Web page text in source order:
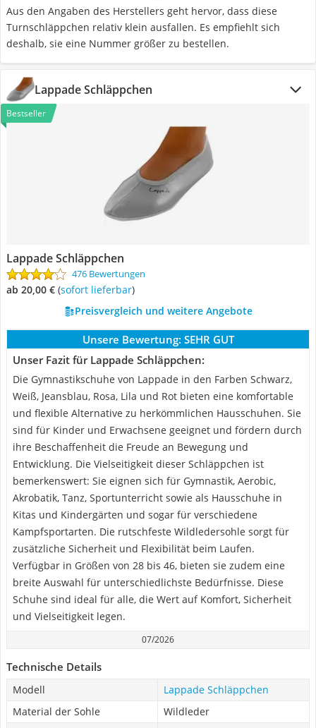
Aus den Angaben des Herstellers geht hervor, dass diese
Turnschläppchen relativ klein ausfallen. Es empfiehlt sich
deshalb, sie eine Nummer größer zu bestellen.
Lappade Schläppchen
Bestseller
Lappade Schläppchen
476 Bewertungen
ab 20,00 € ( Sofort lieferbar)
Preisvergleich und weitere Angebote
Unsere Bewertung: SEHR GUT
Unser Fazit für Lappade Schläppchen:
Die Gymnastikschuhe von Lappade in den Farben Schwarz,
Weiß, Jeansblau, Rosa, Lila und Rot bieten eine komfortable
und flexible Alternative zu herkömmlichen Hausschuhen. Sie
sind für Kinder und Erwachsene geeignet und fördern durch
ihre Beschaffenheit die Freude an Bewegung und
Entwicklung. Die Vielseitigkeit dieser Schläppchen ist
bemerkenswert: Sie eignen sich für Gymnastik, Aerobic,
Akrobatik, Tanz, Sportunterricht sowie als Hausschuhe in
Kitas und Kindergärten und sogar für verschiedene
Kampfsportarten. Die rutschfeste Wildledersohle sorgt für
zusätzliche Sicherheit und Flexibilität beim Laufen.
Verfügbar in Größen von 28 bis 46, bieten sie zudem eine
breite Auswahl für unterschiedlichste Bedürfnisse. Diese
Schuhe sind ideal für alle, die Wert auf Komfort, Sicherheit
und Vielseitigkeit legen.
07/2026
Technische Details
Modell
Lappade Schläppchen
Material der Sohle
Wildleder